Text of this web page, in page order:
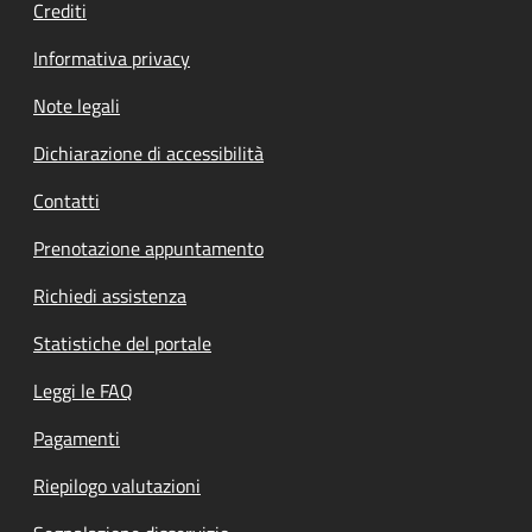
Crediti
Informativa privacy
Note legali
Dichiarazione di accessibilità
Contatti
Prenotazione appuntamento
Richiedi assistenza
Statistiche del portale
Leggi le FAQ
Pagamenti
Riepilogo valutazioni